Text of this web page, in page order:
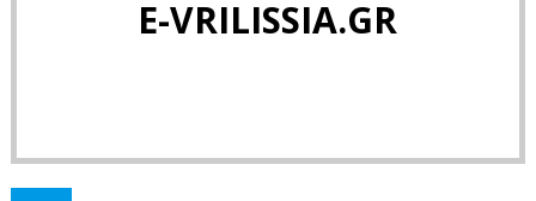
E-VRILISSIA.GR